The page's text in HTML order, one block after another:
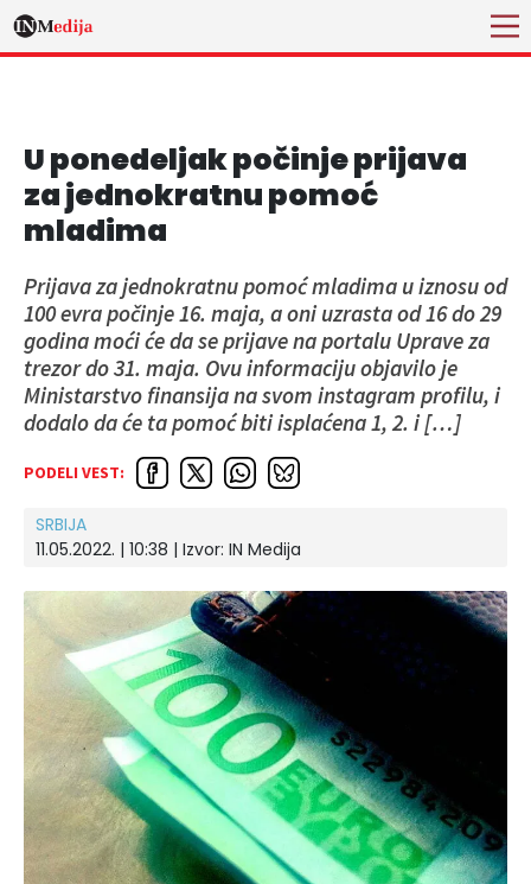
U ponedeljak počinje prijava
za jednokratnu pomoć
mladima
Prijava za jednokratnu pomoć mladima u iznosu od
100 evra počinje 16. maja, a oni uzrasta od 16 do 29
godina moći će da se prijave na portalu Uprave za
trezor do 31. maja. Ovu informaciju objavilo je
Ministarstvo finansija na svom instagram profilu, i
dodalo da će ta pomoć biti isplaćena 1, 2. i […]
PODELI VEST:
SRBIJA
11.05.2022. | 10:38 | Izvor: IN Medija